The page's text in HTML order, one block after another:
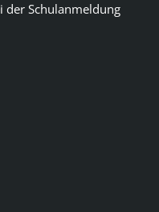
der Schulanmeldung